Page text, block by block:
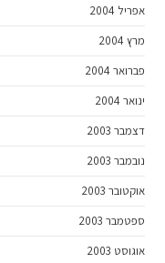
אפריל 2004
מרץ 2004
פברואר 2004
ינואר 2004
דצמבר 2003
נובמבר 2003
אוקטובר 2003
ספטמבר 2003
אוגוסט 2003